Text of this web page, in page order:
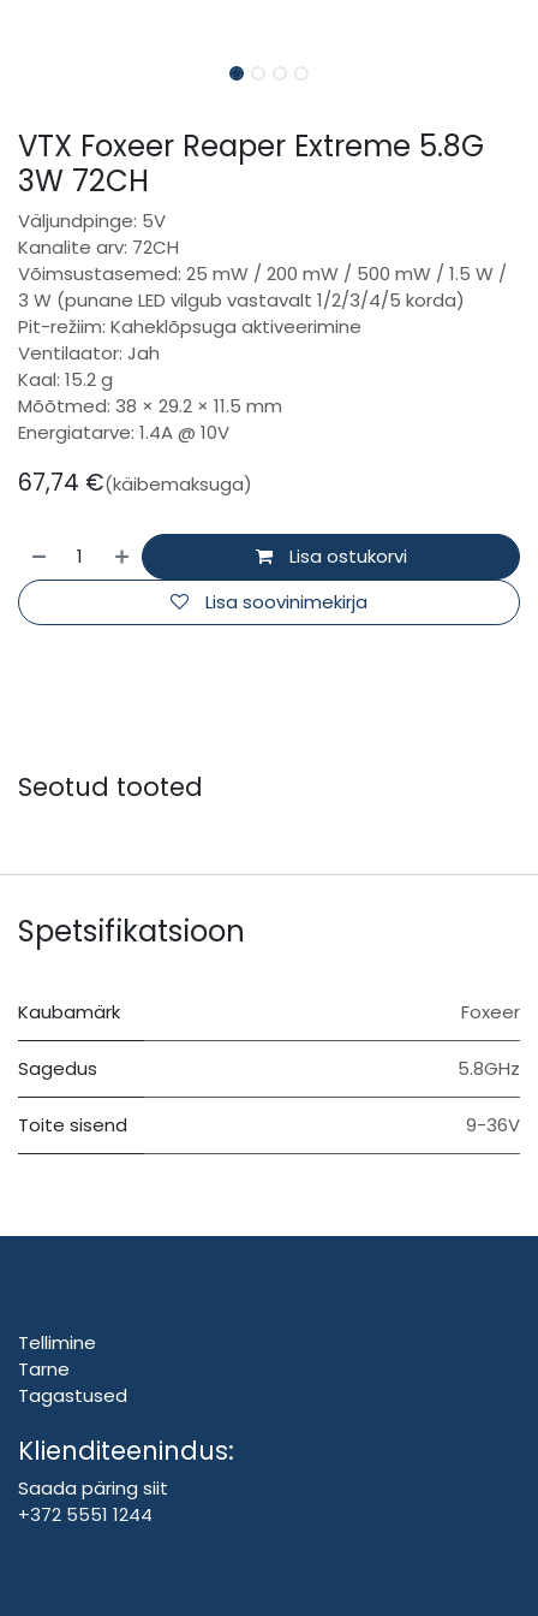
VTX Foxeer Reaper Extreme 5.8G
3W 72CH
Väljundpinge: 5V
Kanalite arv: 72CH
Võimsustasemed: 25 mW / 200 mW / 500 mW / 1.5 W /
3 W (punane LED vilgub vastavalt 1/2/3/4/5 korda)
Pit-režiim: Kaheklõpsuga aktiveerimine
Ventilaator: Jah
Kaal: 15.2 g
Mõõtmed: 38 × 29.2 × 11.5 mm
Energiatarve: 1.4A @ 10V
67,74 €(käibemaksuga)
Lisa ostukorvi
Lisa soovinimekirja
Seotud tooted
Spetsifikatsioon
Kaubamärk Foxeer
Sagedus 5.8GHz
Toite sisend 9-36V
Tellimine
Tarne
Tagastused
Klienditeenindus:
Saada päring siit
+372 5551 1244